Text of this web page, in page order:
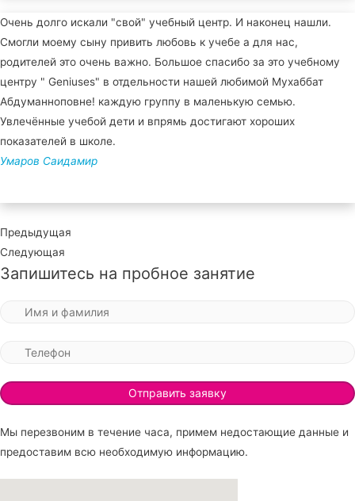
Очень долго искали "свой" учебный центр. И наконец нашли.
Смогли моему сыну привить любовь к учебе а для нас,
родителей это очень важно. Большое спасибо за это учебному
центру " Geniuses" в отдельности нашей любимой Мухаббат
Абдуманноповне! каждую группу в маленькую семью.
Увлечённые учебой дети и впрямь достигают хороших
показателей в школе.
Умаров Саидамир
Предыдущая
Следующая
Запишитесь на пробное занятие
Мы перезвоним в течение часа, примем недостающие данные и
предоставим всю необходимую информацию.